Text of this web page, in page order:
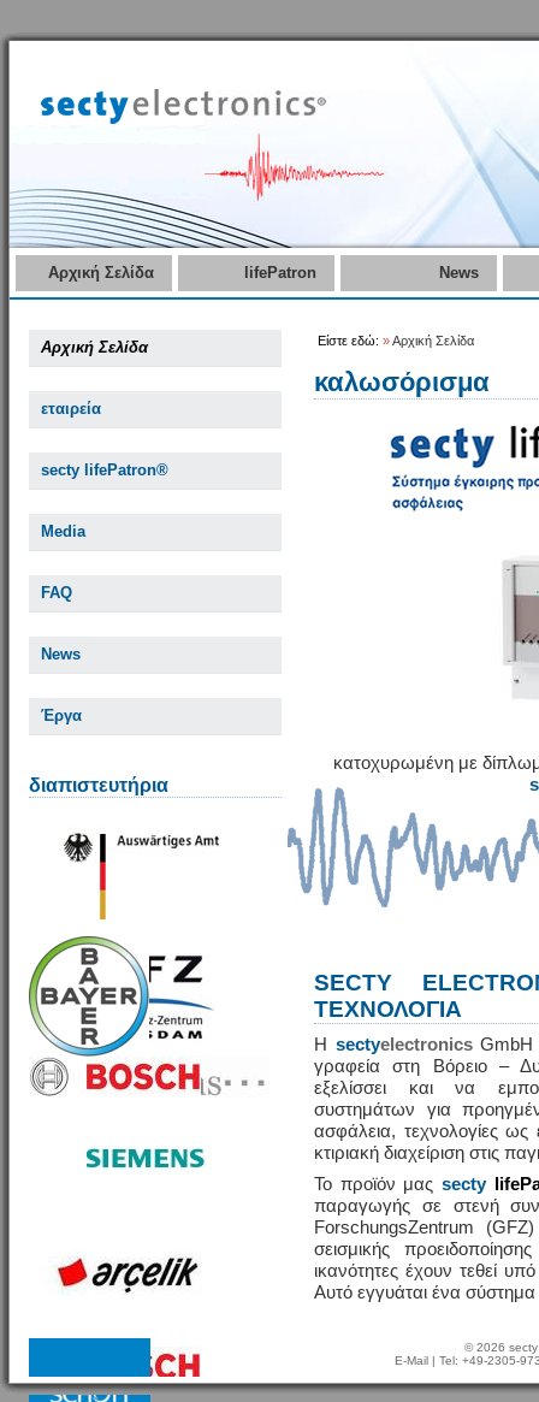
Αρχική Σελίδα lifePatron News
Αρχική Σελίδα
εταιρεία
secty lifePatron®
Media
FAQ
News
Έργα
διαπιστευτήρια
Είστε εδώ: »Αρχική Σελίδα
καλωσόρισμα
κατοχυρωμένη με
SECTY
ΤΕΧΝΟΛΟΓΙΑ
Η sectyelectronicsGmbH
γραφεία στη Βόρειο –
εξελίσσει και να
συστημάτων για
ασφάλεια, τεχνολογίες
κτιριακή διαχείριση στις
Το προϊόν μας secty
παραγωγής σε στενή
ForschungsZentrum
σεισμικής
ικανότητες έχουν τεθεί
Αυτό εγγυάται ένα
© 2026
E-Mail | Tel: +49-2305-